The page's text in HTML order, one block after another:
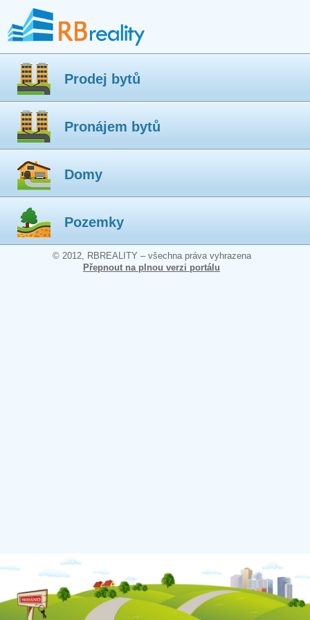
Prodej bytů
Pronájem bytů
Domy
Pozemky
© 2012, RBREALITY – všechna práva vyhrazena
Přepnout na plnou verzi portálu